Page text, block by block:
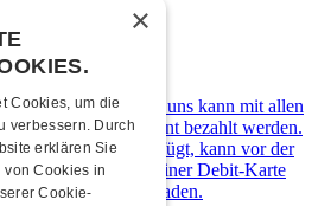
ist cashfree. Bei uns kann mit allen
sowie Twint bezahlt werden.
Zahlungsmittel verfügt, kann vor der
Wallet in Form einer Debit-Karte
diese mit Bargeld laden.
×
Cookies, um die
verbessern. Durch
erklären Sie
von Cookies in
Cookie-